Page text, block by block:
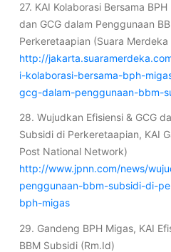
27. KAI Kolaborasi Bersama
dan GCG dalam Penggunaan
Perkeretaapian (Suara
http://
i-kolaborasi-bersama-bph-
gcg-dalam-penggunaan-bbm-
28. Wujudkan Efisiensi & GCG
Subsidi di Perkeretaapian, KAI
Post National Network)
http://www.jpnn.com/news/
penggunaan-bbm-subsidi-di-
bph-migas
29. Gandeng BPH Migas, KAI
BBM Subsidi (Rm.Id)